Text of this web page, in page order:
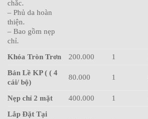
chắc.
– Phủ da hoàn
thiện.
– Bao gồm nẹp
chỉ.
Khóa Tròn Trơn 200.000 1
Bản Lề KP ( ( 4
cái/ bộ)
80.000 1
Nẹp chỉ 2 mặt 400.000 1
Lắp Đặt Tại